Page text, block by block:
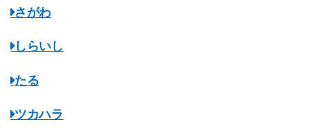
さがわ
しらいし
たる
ツカハラ